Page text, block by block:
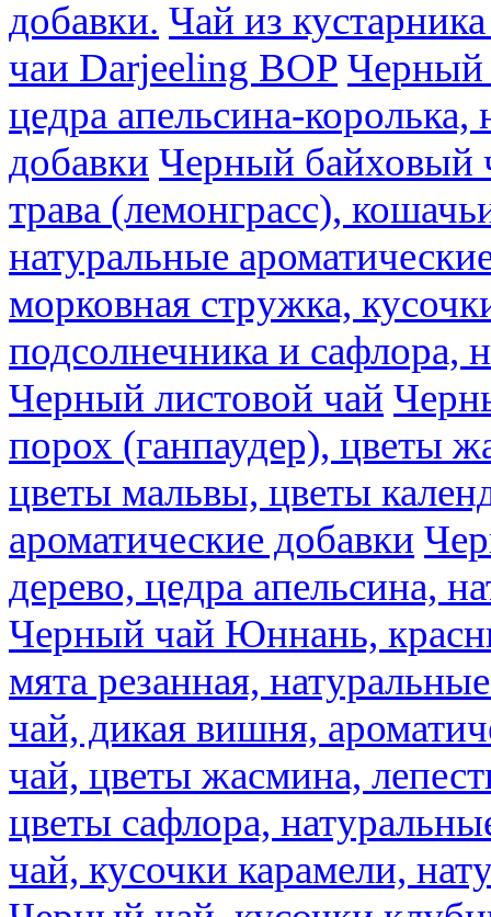
добавки. Чай из
чаи Darjeeling BOP Черный
цедра апельсина-
добавки Черный байховый
трава (лемонграсс),
натуральные
морковная стружка,
подсолнечника и сафлора,
Черный листовой чай
порох (ганпаудер), цветы
цветы мальвы, цветы
ароматические добавки
дерево, цедра апельсина,
Черный чай Юннань,
мята резанная,
чай, дикая вишня,
чай, цветы жасмина,
цветы сафлора,
чай, кусочки карамели,